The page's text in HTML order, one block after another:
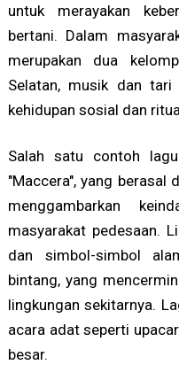
untuk merayakan
bertani. Dalam
merupakan dua
Selatan, musik dan
kehidupan sosial dan
Salah satu contoh
"Maccera", yang berasal
menggambarkan
masyarakat pedesaan.
dan simbol-simbol
bintang, yang
lingkungan sekitarnya.
acara adat seperti
besar.